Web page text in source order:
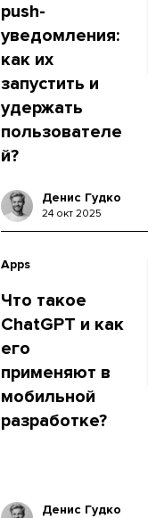
push-
уведомления:
как их
запустить и
удержать
пользователе
й?
Денис Гудко
24 окт 2025
Apps
Что такое
ChatGPT и как
его
применяют в
мобильной
разработке?
Денис Гудко